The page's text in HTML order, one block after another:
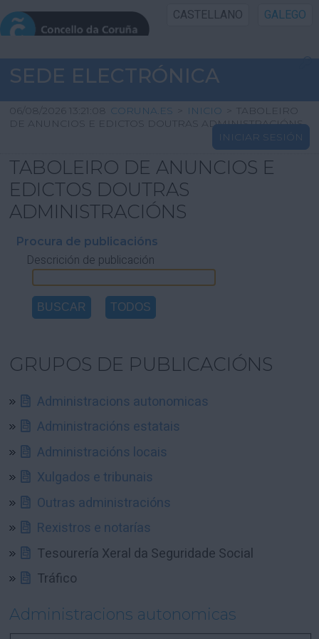
CASTELLANO GALEGO
INICIO SEDE
INICIO
INFORMACIÓN PÚBLICA
CARTAFOL CIDADÁN
UTILIDADES
AXUDA
SEDE ELECTRÓNICA
06/08/2026 13:21:08 CORUNA.ES > INICIO > TABOLEIRO
DE ANUNCIOS E EDICTOS DOUTRAS ADMINISTRACIÓNS
INICIAR SESIÓN
TABOLEIRO DE ANUNCIOS E
EDICTOS DOUTRAS
ADMINISTRACIÓNS
Procura de publicacións
Descrición de publicación
GRUPOS DE PUBLICACIÓNS
Administracions autonomicas
Administracións estatais
Administracións locais
Xulgados e tribunais
Outras administracións
Rexistros e notarías
Tesourería Xeral da Seguridade Social
Tráfico
Administracions autonomicas